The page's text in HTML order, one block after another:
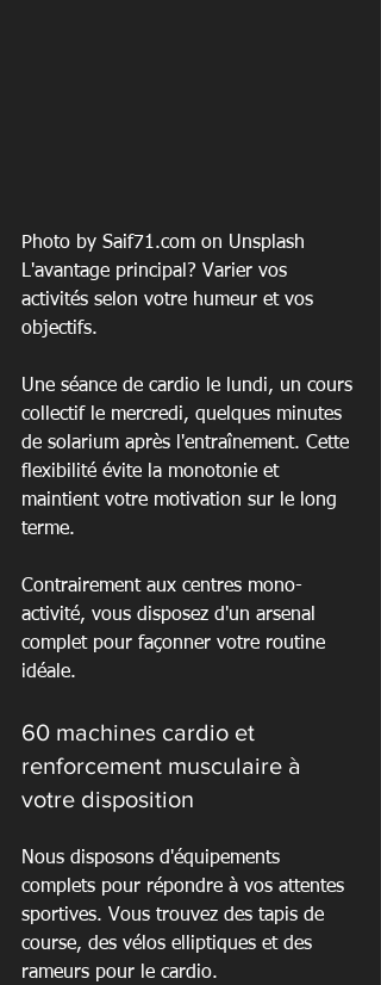
Photo by Saif71.com on Unsplash
L'avantage principal? Varier vos
activités selon votre humeur et vos
objectifs.
Une séance de cardio le lundi, un cours
collectif le mercredi, quelques minutes
de solarium après l'entraînement. Cette
flexibilité évite la monotonie et
maintient votre motivation sur le long
terme.
Contrairement aux centres mono-
activité, vous disposez d'un arsenal
complet pour façonner votre routine
idéale.
60 machines cardio et
renforcement musculaire à
votre disposition
Nous disposons d'équipements
complets pour répondre à vos attentes
sportives. Vous trouvez des tapis de
course, des vélos elliptiques et des
rameurs pour le cardio.